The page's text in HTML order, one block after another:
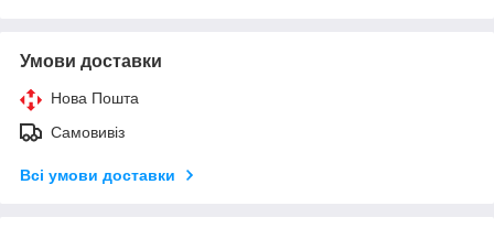
Умови доставки
Нова Пошта
Самовивіз
Всі умови доставки